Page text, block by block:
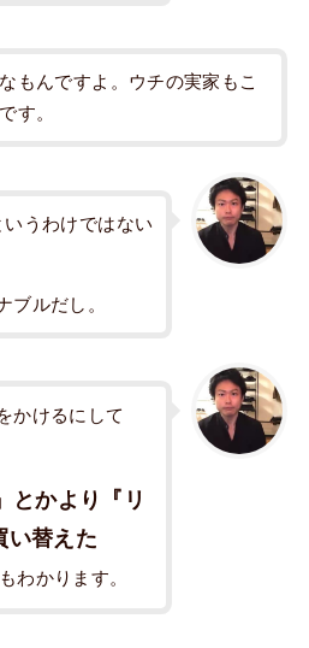
もんですよ。ウチの実家もこ
す。
うわけではない
ブルだし。
かけるにして
とかより『リ
い替えた
わかります。